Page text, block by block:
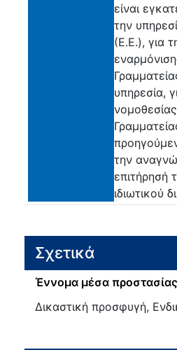
είναι
την
(Ε.Ε.), για
υπηρεσία,
την
επιτήρησή
ιδιωτικού
Σχετικά
Έννομα μέσα
Δικαστική προσφυγή,